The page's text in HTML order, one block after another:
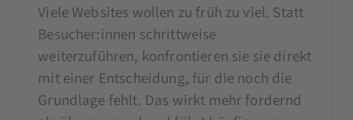
Viele Websites wollen zu früh zu viel. Statt
Besucher:innen schrittweise
weiterzuführen, konfrontieren sie sie direkt
mit einer Entscheidung, für die noch die
Grundlage fehlt. Das wirkt mehr fordernd